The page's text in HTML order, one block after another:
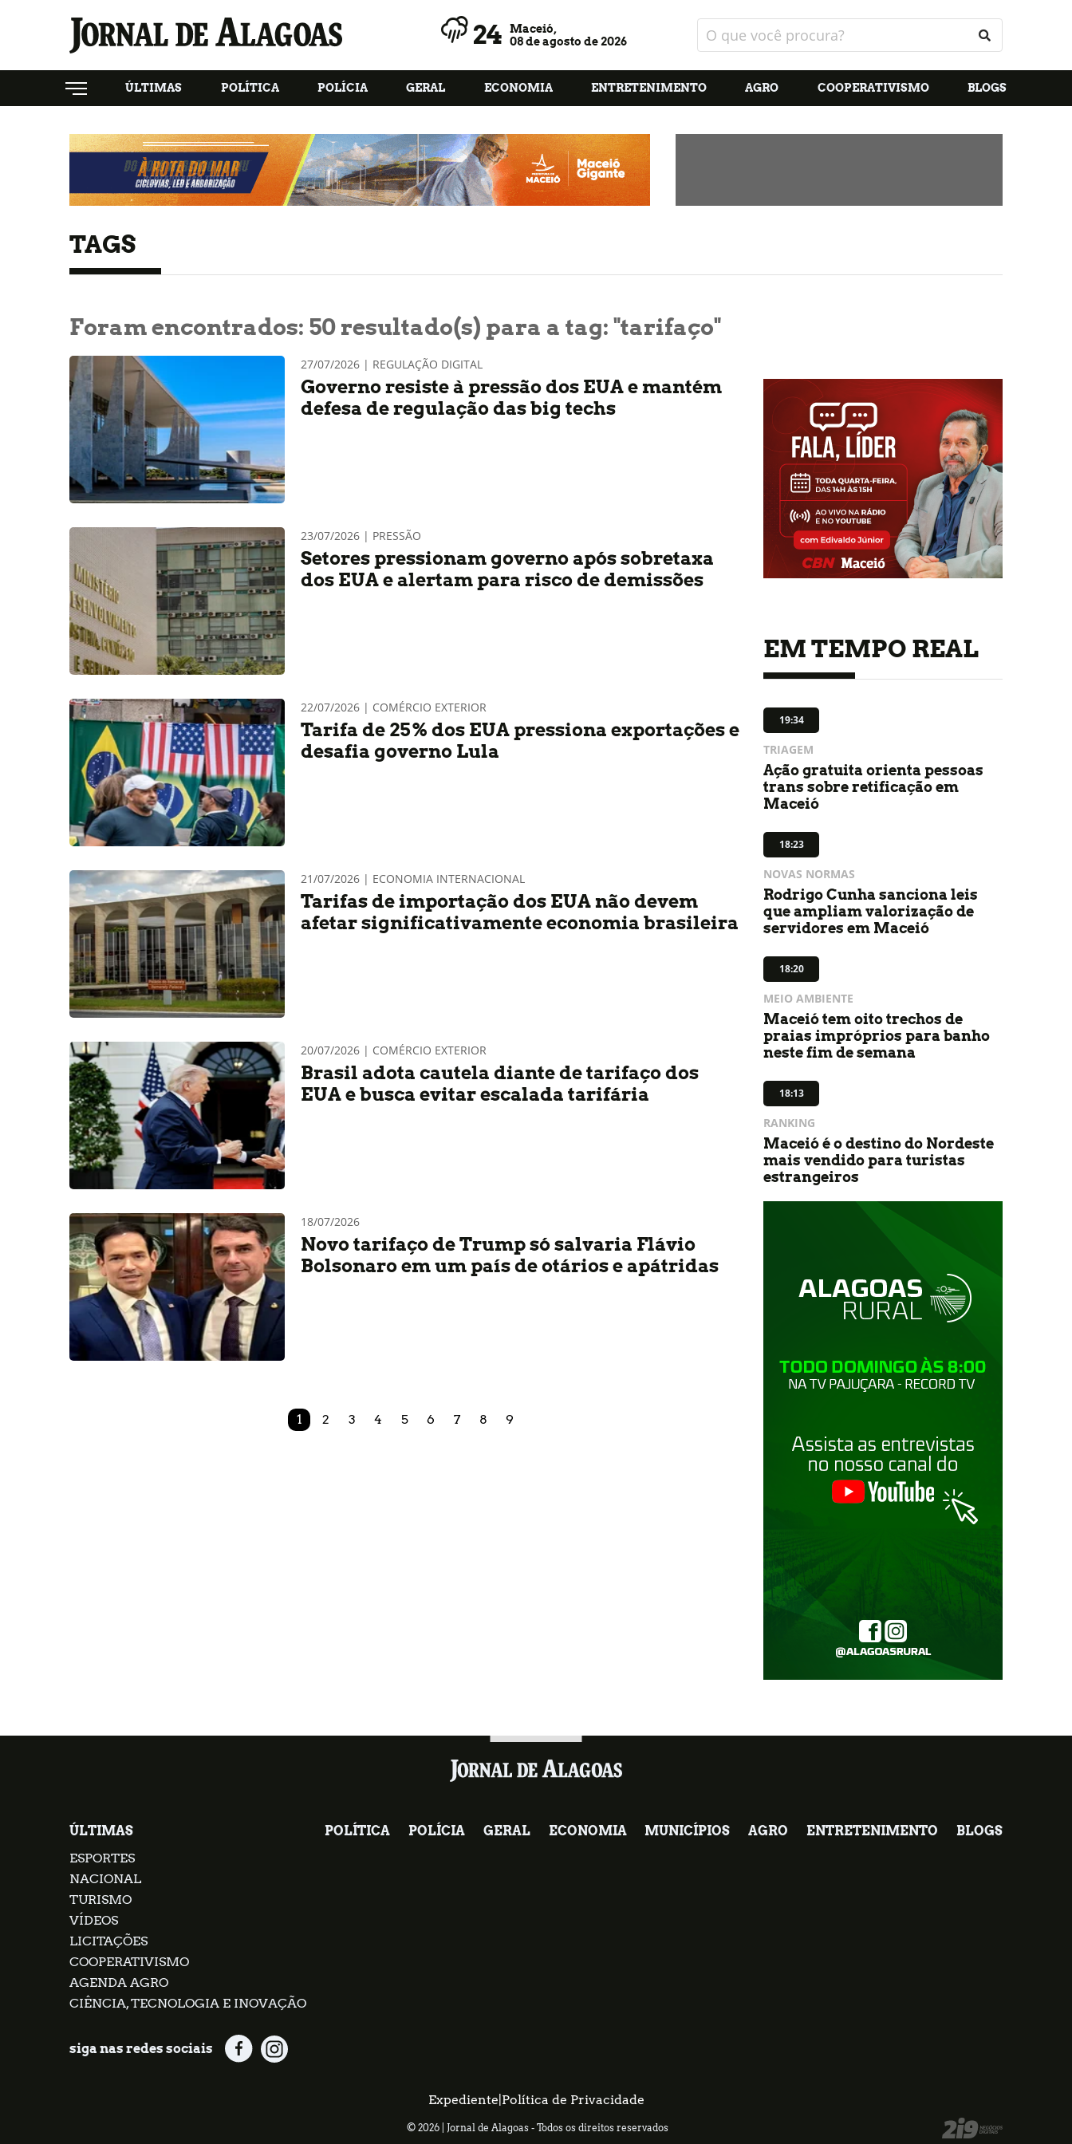
24
Maceió,
08 de agosto de 2026
ÚLTIMAS POLÍTICA POLÍCIA GERAL ECONOMIA ENTRETENIMENTO AGRO COOPERATIVISMO BLOGS
TAGS
Foram encontrados: 50 resultado(s) para a tag: "tarifaço"
27/07/2026 | REGULAÇÃO DIGITAL
Governo resiste à pressão dos EUA e mantém
defesa de regulação das big techs
23/07/2026 | PRESSÃO
Setores pressionam governo após sobretaxa
dos EUA e alertam para risco de demissões
22/07/2026 | COMÉRCIO EXTERIOR
Tarifa de 25% dos EUA pressiona exportações e
desafia governo Lula
21/07/2026 | ECONOMIA INTERNACIONAL
Tarifas de importação dos EUA não devem
afetar significativamente economia brasileira
20/07/2026 | COMÉRCIO EXTERIOR
Brasil adota cautela diante de tarifaço dos
EUA e busca evitar escalada tarifária
18/07/2026
Novo tarifaço de Trump só salvaria Flávio
Bolsonaro em um país de otários e apátridas
1 2 3 4 5 6 7 8 9
EM TEMPO REAL
19:34
TRIAGEM
Ação gratuita orienta pessoas
trans sobre retificação em
Maceió
18:23
NOVAS NORMAS
Rodrigo Cunha sanciona leis
que ampliam valorização de
servidores em Maceió
18:20
MEIO AMBIENTE
Maceió tem oito trechos de
praias impróprios para banho
neste fim de semana
18:13
RANKING
Maceió é o destino do Nordeste
mais vendido para turistas
estrangeiros
ÚLTIMAS
ESPORTES
NACIONAL
TURISMO
VÍDEOS
LICITAÇÕES
COOPERATIVISMO
AGENDA AGRO
CIÊNCIA, TECNOLOGIA E INOVAÇÃO
POLÍTICA POLÍCIA GERAL ECONOMIA MUNICÍPIOS AGRO ENTRETENIMENTO BLOGS
siga nas redes sociais
Expediente Política de Privacidade
© 2026 | Jornal de Alagoas - Todos os direitos reservados